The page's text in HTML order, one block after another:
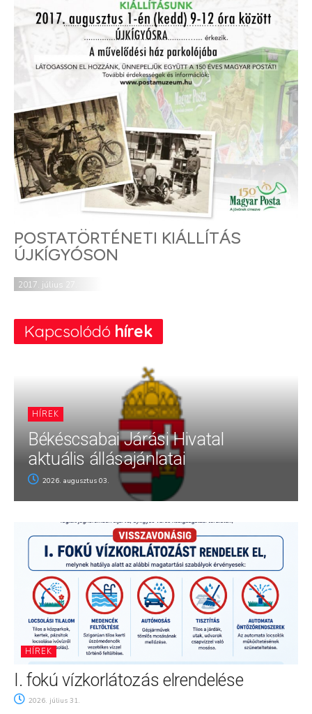
POSTATÖRTÉNETI KIÁLLÍTÁS
ÚJKÍGYÓSON
2017. július 27.
Kapcsolódó hírek
HÍREK
Békéscsabai Járási Hivatal
aktuális állásajánlatai
2026. augusztus 03.
HÍREK
I. fokú vízkorlátozás elrendelése
2026. július 31.